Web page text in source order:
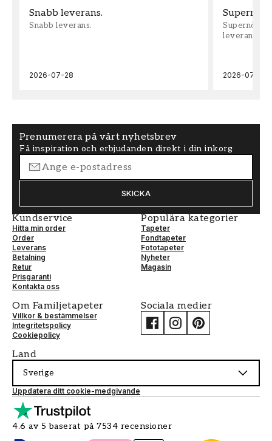
Snabb leverans.
Snabb leverans.
2026-07-28
leveran,
2026-07-22
Prenumerera på vårt nyhetsbrev
Få inspiration och erbjudanden direkt i din inkorg
SKICKA
Kundservice
Hitta min order
Order
Leverans
Betalning
Retur
Prisgaranti
Kontakta oss
Populära kategorier
Tapeter
Fondtapeter
Fototapeter
Nyheter
Magasin
Om Familjetapeter
Villkor & bestämmelser
Integritetspolicy
Cookiepolicy
Sociala medier
Land
Sverige
Uppdatera ditt cookie-medgivande
4.6 av 5 baserat på 7534 recensioner